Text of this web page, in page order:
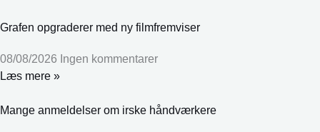
Grafen opgraderer med ny filmfremviser
08/08/2026 Ingen kommentarer
Læs mere »
Mange anmeldelser om irske håndværkere